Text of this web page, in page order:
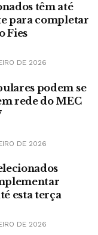
têm até
para completar
Fies
DE 2026
podem se
rede do MEC
DE 2026
esta terça
DE 2026